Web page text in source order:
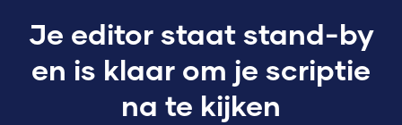
Je editor staat stand-by
en is klaar om je scriptie
na te kijken